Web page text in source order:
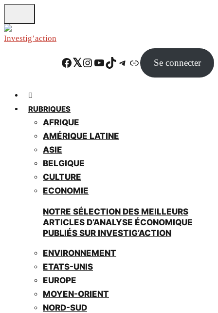
to
main
Facebook Twitter Instagram YouTube TikTok Telegram Lien Se connecter
RUBRIQUES
AFRIQUE
AMÉRIQUE LATINE
ASIE
BELGIQUE
CULTURE
ECONOMIE
NOTRE SÉLECTION DES MEILLEURS
ARTICLES D’ANALYSE ÉCONOMIQUE
PUBLIÉS SUR INVESTIG’ACTION
ENVIRONNEMENT
ETATS-UNIS
EUROPE
MOYEN-ORIENT
NORD-SUD